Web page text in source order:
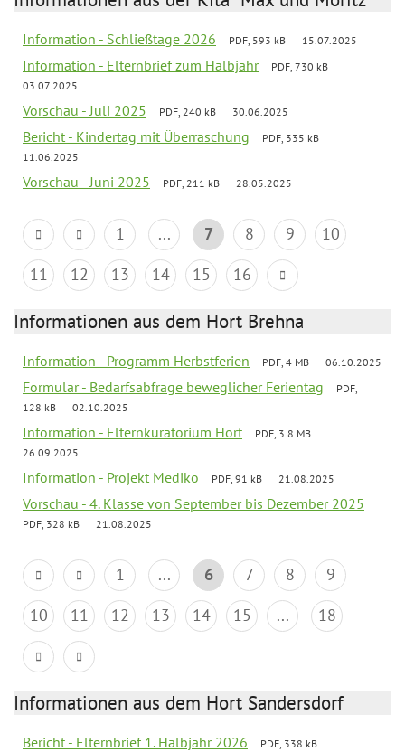
Information - Schließtage 2026 PDF, 593 kB 15.07.2025
Information - Elternbrief zum Halbjahr
PDF, 730 kB
03.07.2025
Vorschau - Juli 2025 PDF, 240 kB 30.06.2025
Bericht - Kindertag mit Überraschung
PDF, 335 kB
11.06.2025
Vorschau - Juni 2025 PDF, 211 kB 28.05.2025
1 ... 7 8 9
10
11
12 13 14 15 16
Informationen aus dem Hort Brehna
Information - Programm Herbstferien PDF, 4 MB 06.10.2025
Formular - Bedarfsabfrage beweglicher Ferientag
PDF,
128 kB
02.10.2025
Information - Elternkuratorium Hort
PDF, 3.8 MB
26.09.2025
Information - Projekt Mediko PDF, 91 kB 21.08.2025
Vorschau - 4. Klasse von September bis Dezember 2025
PDF, 328 kB 21.08.2025
1 ... 6 7 8
9
10
11 12 13 14 15 ... 18
Informationen aus dem Hort Sandersdorf
Bericht - Elternbrief 1. Halbjahr 2026
PDF, 338 kB